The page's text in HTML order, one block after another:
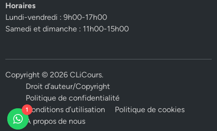
Horaires
Lundi-vendredi : 9h00-17h00
Samedi et dimanche : 11h00-15h00
Copyright © 2026CLiCours.
Droit d’auteur/Copyright
Politique de confidentialité
Conditions d’utilisation
Politique de cookies
A propos de nous
1